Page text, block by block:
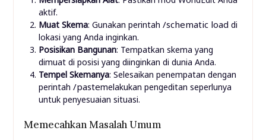
aktif.
Muat Skema: Gunakan perintah /schematic load di
lokasi yang Anda inginkan.
Posisikan Bangunan: Tempatkan skema yang
dimuat di posisi yang diinginkan di dunia Anda.
Tempel Skemanya: Selesaikan penempatan dengan
perintah /pastemelakukan pengeditan seperlunya
untuk penyesuaian situasi.
Memecahkan Masalah Umum